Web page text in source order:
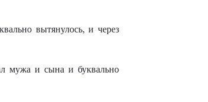
вытянулось, и через
мужа и сына и буквально